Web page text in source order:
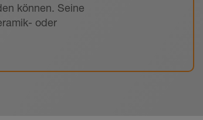
können. Seine
oder